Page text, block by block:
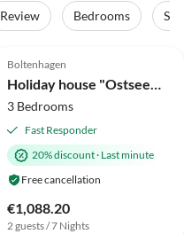
Review Bedrooms
Tour
Super Host
Top-Listing
Boltenhagen
Holiday house "Ostseewelle" thatched house
3 Bedrooms
Fast Responder
20% discount· Last minute
Free cancellation
€1,088.20
2 guests / 7 Nights